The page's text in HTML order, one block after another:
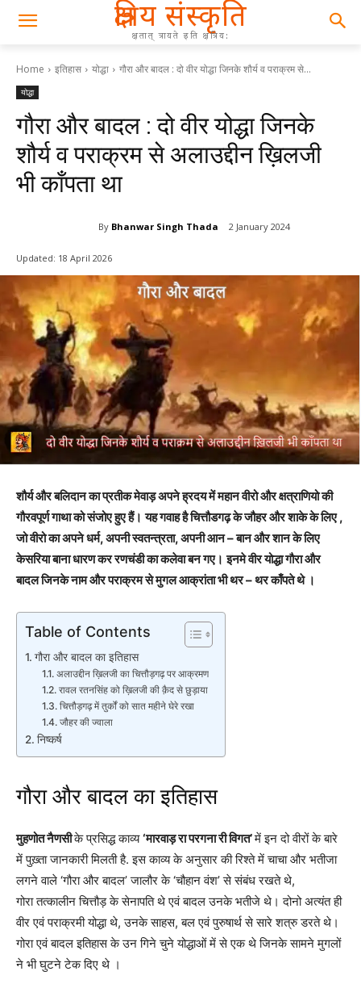
क्षत्रिय संस्कृति
क्षतात् त्रायते इति क्षत्रिय:
Home इतिहास योद्धा गौरा और बादल : दो वीर योद्धा जिनके शौर्य व पराक्रम से...
योद्धा
गौरा और बादल : दो वीर योद्धा जिनके
शौर्य व पराक्रम से अलाउद्दीन ख़िलजी
भी काँपता था
By Bhanwar Singh Thada 2 January 2024
Updated: 18 April 2026
शौर्य और बलिदान का प्रतीक मेवाड़ अपने ह्रदय में महान वीरो और क्षत्राणियो की
गौरवपूर्ण गाथा को संजोए हुए हैं। यह गवाह है चित्तौडगढ़ के जौहर और शाके के लिए ,
जो वीरो का अपने धर्म, अपनी स्वतन्त्रता, अपनी आन – बान और शान के लिए
केसरिया बाना धारण कर रणचंडी का कलेवा बन गए। इनमे वीर योद्धा गौरा और
बादल जिनके नाम और पराक्रम से मुगल आक्रांता भी थर – थर काँपते थे ।
Table of Contents
गौरा और बादल का इतिहास
अलाउद्दीन ख़िलजी का चित्तौड़गढ़ पर आक्रमण
रावल रतनसिंह को ख़िलजी की क़ैद से छुड़ाया
चित्तौड़गढ़ में तुर्कों को सात महीने घेरे रखा
जौहर की ज्वाला
निष्कर्ष
गौरा और बादल का इतिहास
मुहणोत नैणसीके प्रसिद्ध काव्य‘मारवाड़ रा परगना री विगत’में इन दो वीरों के बारे
में पुख़्ता जानकारी मिलती है. इस काव्य के अनुसार की रिश्ते में चाचा और भतीजा
लगने वाले ‘गौरा और बादल’ जालौर के ‘चौहान वंश’ से संबंध रखते थे,
गोरा तत्कालीन चित्तौड़ के सेनापति थे एवं बादल उनके भतीजे थे। दोनो अत्यंत ही
वीर एवं पराक्रमी योद्धा थे, उनके साहस, बल एवं पुरुषार्थ से सारे शत्रु डरते थे।
गोरा एवं बादल इतिहास के उन गिने चुने योद्धाओं में से एक थे जिनके सामने मुगलों
ने भी घुटने टेक दिए थे ।